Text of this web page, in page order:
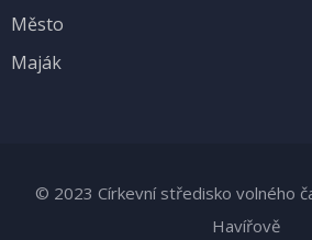
Město
Maják
© 2023 Církevní středisko volného
Havířově